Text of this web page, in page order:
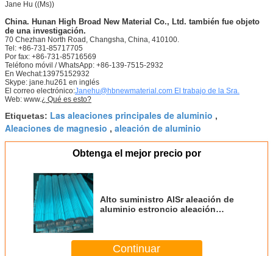
Jane Hu ((Ms))
China. Hunan High Broad New Material Co., Ltd. también fue objeto
de una investigación.
70 Chezhan North Road, Changsha, China, 410100.
Tel: +86-731-85717705
Por fax: +86-731-85716569
Teléfono móvil / WhatsApp: +86-139-7515-2932
En Wechat:13975152932
Skype: jane.hu261 en inglés
El correo electrónico:Janehu@hbnewmaterial.com El trabajo de la Sra.
Web: www.¿ Qué es esto?
Etiquetas: Las aleaciones principales de aluminio ,
Aleaciones de magnesio , aleación de aluminio
Obtenga el mejor precio por
Alto suministro AlSr aleación de
aluminio estroncio aleación
Continuar